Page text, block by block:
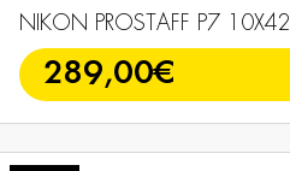
NIKON PROSTAFF P7 10X42
289,00€